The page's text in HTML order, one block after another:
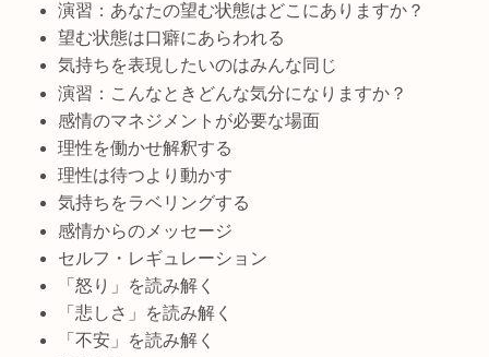
演習：あなたの望む状態はどこにありますか？
望む状態は口癖にあらわれる
気持ちを表現したいのはみんな同じ
演習：こんなときどんな気分になりますか？
感情のマネジメントが必要な場面
理性を働かせ解釈する
理性は待つより動かす
気持ちをラベリングする
感情からのメッセージ
セルフ・レギュレーション
「怒り」を読み解く
「悲しさ」を読み解く
「不安」を読み解く